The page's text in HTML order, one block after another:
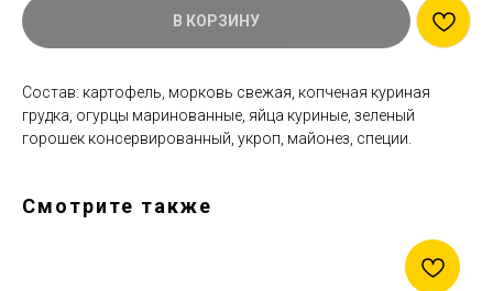
В КОРЗИНУ
Состав: картофель, морковь свежая, копченая куриная
грудка, огурцы маринованные, яйца куриные, зеленый
горошек консервированный, укроп, майонез, специи.
Смотрите также